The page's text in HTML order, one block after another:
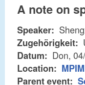
A note on
Speaker:
Zugehörigkeit:
Datum: Don,
Location:
Parent event: